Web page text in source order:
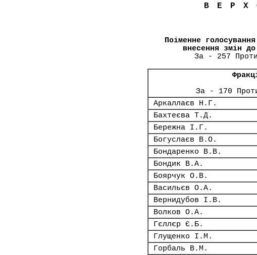
Поіменне
внесення змін
За - 257
За - 170
Аркаллаєв Н.Г.
Бахтеєва Т.Д.
Бережна І.Г.
Богуслаєв В.О.
Бондаренко В.В.
Бондик В.А.
Боярчук О.В.
Васильєв О.А.
Вернидубов І.В.
Волков О.А.
Гєллєр Є.Б.
Глущенко І.М.
Горбаль В.М.